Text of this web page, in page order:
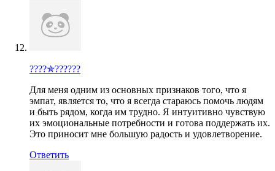
????✯??????
Для меня одним из основных признаков того, что я
эмпат, является то, что я всегда стараюсь помочь людям
и быть рядом, когда им трудно. Я интуитивно чувствую
их эмоциональные потребности и готова поддержать их.
Это приносит мне большую радость и удовлетворение.
Ответить